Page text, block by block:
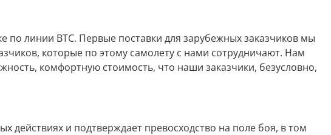
линии ВТС. Первые поставки для зарубежных заказчиков мы
которые по этому самолету с нами сотрудничают. Нам
комфортную стоимость, что наши заказчики, безусловно,
действиях и подтверждает превосходство на поле боя, в том